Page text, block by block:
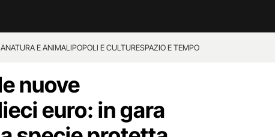
NATURA E ANIMALIPOPOLI E CULTURESPAZIO E TEMPO
nuove
euro: in gara